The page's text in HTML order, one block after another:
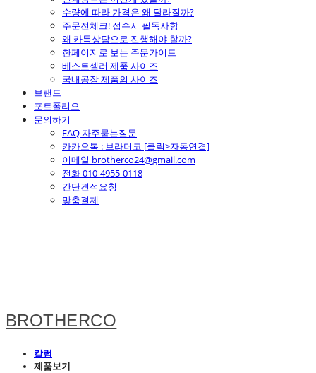
수량에 따라 가격은 왜 달라질까?
주문전체크! 접수시 필독사항
왜 카톡상담으로 진행해야 할까?
한페이지로 보는 주문가이드
베스트셀러 제품 사이즈
국내공장 제품의 사이즈
브랜드
포트폴리오
문의하기
FAQ 자주묻는질문
카카오톡 : 브라더코 [클릭>자동연결]
이메일 brotherco24@gmail.com
전화 010-4955-0118
간단견적요청
맞춤결제
BROTHERCO
칼럼
제품보기